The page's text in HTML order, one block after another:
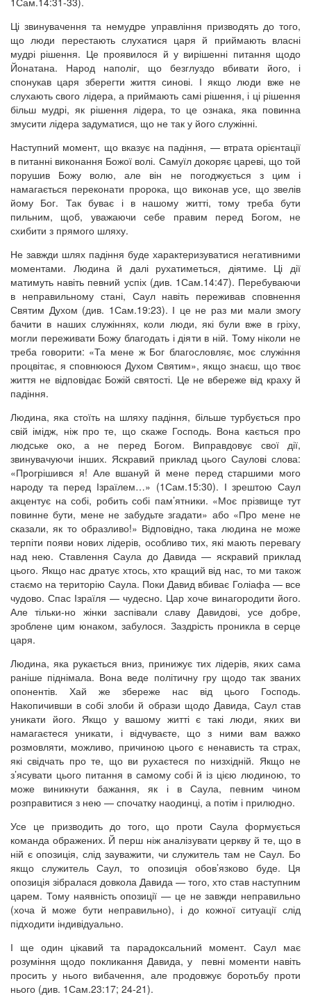
Ці звинувачення та немудре управління призводять до того,
що люди перестають слухатися царя й приймають власні
мудрі рішення. Це проявилося й у вирішенні питання щодо
Йонатана. Народ наполіг, що безглуздо вбивати його, і
спонукав царя зберегти життя синові. І якщо люди вже не
слухають свого лідера, а приймають самі рішення, і ці рішення
більш мудрі, як рішення лідера, то це ознака, яка повинна
змусити лідера задуматися, що не так у його служінні.
Наступний момент, що вказує на падіння, — втрата орієнтації
в питанні виконання Божої волі. Самуїл докоряє цареві, що той
порушив Божу волю, але він не погоджується з цим і
намагається переконати пророка, що виконав усе, що звелів
йому Бог. Так буває і в нашому житті, тому треба бути
пильним, щоб, уважаючи себе правим перед Богом, не
схибити з прямого шляху.
Не завжди шлях падіння буде характеризуватися негативними
моментами. Людина й далі рухатиметься, діятиме. Ці дії
матимуть навіть певний успіх (див. 1Сам.14:47). Перебуваючи
в неправильному стані, Саул навіть переживав сповнення
Святим Духом (див. 1Сам.19:23). І це не раз ми мали змогу
бачити в наших служіннях, коли люди, які були вже в гріху,
могли переживати Божу благодать і діяти в ній. Тому ніколи не
треба говорити: «Та мене ж Бог благословляє, моє служіння
процвітає, я сповнююся Духом Святим», якщо знаєш, що твоє
життя не відповідає Божій святості. Це не вбереже від краху й
падіння.
Людина, яка стоїть на шляху падіння, більше турбується про
свій імідж, ніж про те, що скаже Господь. Вона кається про
людське око, а не перед Богом. Виправдовує свої дії,
звинувачуючи інших. Яскравий приклад цього Саулові слова:
«Прогрішився я! Але вшануй й мене перед старшими мого
народу та перед Ізраїлем…» (1Сам.15:30). І зрештою Саул
акцентує на собі, робить собі пам’ятники. «Моє прізвище тут
повинне бути, мене не забудьте згадати» або «Про мене не
сказали, як то образливо!» Відповідно, така людина не може
терпіти появи нових лідерів, особливо тих, які мають перевагу
над нею. Ставлення Саула до Давида — яскравий приклад
цього. Якщо нас дратує хтось, хто кращий від нас, то ми також
стаємо на територію Саула. Поки Давид вбиває Голіафа — все
чудово. Спас Ізраїля — чудесно. Цар хоче винагородити його.
Але тільки-но жінки заспівали славу Давидові, усе добре,
зроблене цим юнаком, забулося. Заздрість проникла в серце
царя.
Людина, яка рукається вниз, принижує тих лідерів, яких сама
раніше піднімала. Вона веде політичну гру щодо так званих
опонентів. Хай же збереже нас від цього Господь.
Накопичивши в собі злоби й образи щодо Давида, Саул став
уникати його. Якщо у вашому житті є такі люди, яких ви
намагаєтеся уникати, і відчуваєте, що з ними вам важко
розмовляти, можливо, причиною цього є ненависть та страх,
які свідчать про те, що ви рухаєтеся по низхідній. Якщо не
з’ясувати цього питання в самому собі й із цією людиною, то
може виникнути бажання, як і в Саула, певним чином
розправитися з нею — спочатку наодинці, а потім і прилюдно.
Усе це призводить до того, що проти Саула формується
команда ображених. Й перш ніж аналізувати церкву й те, що в
ній є опозиція, слід зауважити, чи служитель там не Саул. Бо
якщо служитель Саул, то опозиція обов’язково буде. Ця
опозиція зібралася довкола Давида — того, хто став наступним
царем. Тому наявність опозиції — це не завжди неправильно
(хоча й може бути неправильно), і до кожної ситуації слід
підходити індивідуально.
І ще один цікавий та парадоксальний момент. Саул має
розуміння щодо покликання Давида, у певні моменти навіть
просить у нього вибачення, але продовжує боротьбу проти
нього (див. 1Сам.23:17; 24-21).